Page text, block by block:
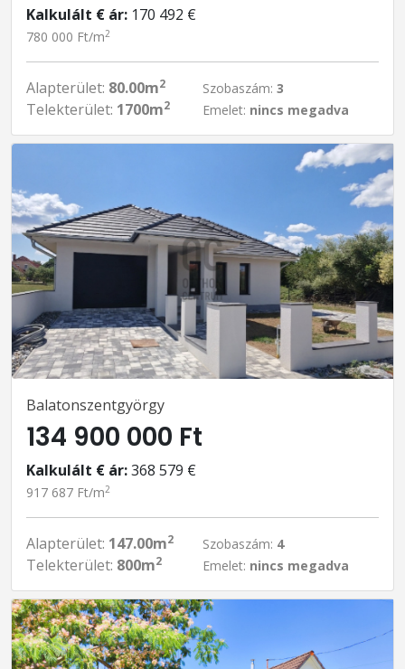
Kalkulált € ár: 170 492 €
780 000 Ft/m2
Alapterület: 80.00m2
Telekterület: 1700m2
Szobaszám: 3
Emelet: nincs megadva
Balatonszentgyörgy
134 900 000 Ft
Kalkulált € ár:368 579 €
917 687 Ft/m2
Alapterület: 147.00m2
Telekterület: 800m2
Szobaszám: 4
Emelet: nincs megadva